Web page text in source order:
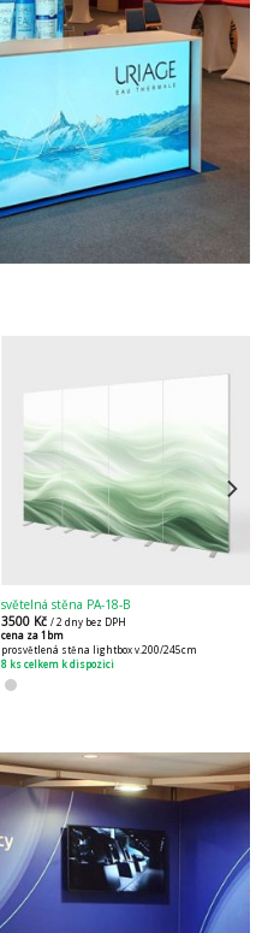
světelná stěna PA-18-B
3500 Kč / 2 dny bez DPH
cena za 1bm
prosvětlená stěna lightbox v.200/245cm
8 ks celkem k dispozici